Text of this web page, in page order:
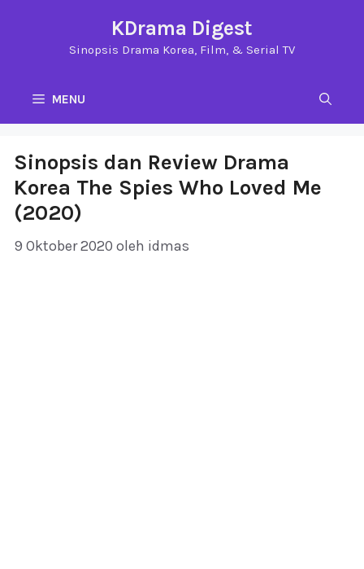
KDrama Digest
Sinopsis Drama Korea, Film, & Serial TV
MENU
Sinopsis dan Review Drama
Korea The Spies Who Loved Me
(2020)
9 Oktober 2020 oleh idmas